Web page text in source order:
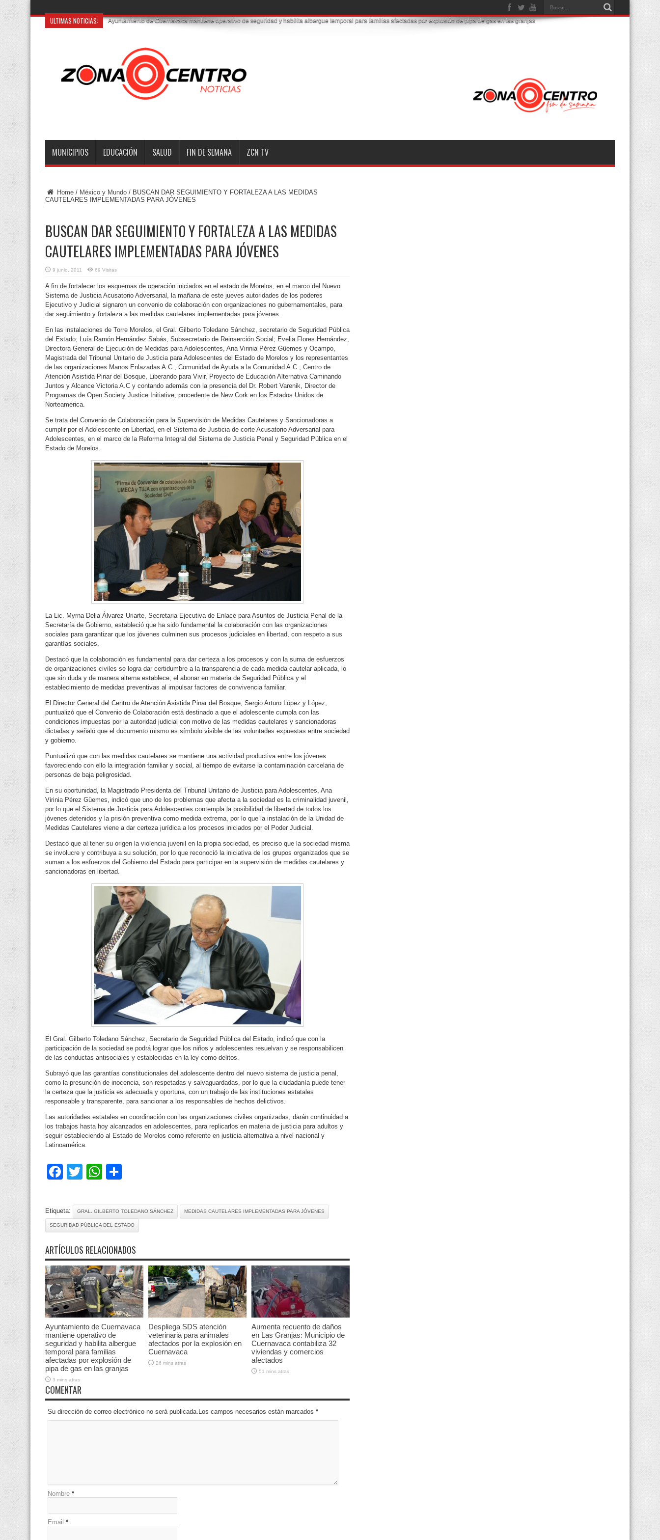
MUNICIPIOS EDUCACIÓN SALUD FIN DE SEMANA ZCN TV
Home / México y Mundo / BUSCAN DAR SEGUIMIENTO Y FORTALEZA A LAS MEDIDAS
CAUTELARES IMPLEMENTADAS PARA JÓVENES
BUSCAN DAR SEGUIMIENTO Y FORTALEZA A LAS MEDIDAS
CAUTELARES IMPLEMENTADAS PARA JÓVENES
9 junio, 2011 69 Visitas
A fin de fortalecer los esquemas de operación iniciados en el estado de Morelos, en el marco del Nuevo
Sistema de Justicia Acusatorio Adversarial, la mañana de este jueves autoridades de los poderes
Ejecutivo y Judicial signaron un convenio de colaboración con organizaciones no gubernamentales, para
dar seguimiento y fortaleza a las medidas cautelares implementadas para jóvenes.
En las instalaciones de Torre Morelos, el Gral. Gilberto Toledano Sánchez, secretario de Seguridad Pública
del Estado; Luís Ramón Hernández Sabás, Subsecretario de Reinserción Social; Evelia Flores Hernández,
Directora General de Ejecución de Medidas para Adolescentes, Ana Virinia Pérez Güemes y Ocampo,
Magistrada del Tribunal Unitario de Justicia para Adolescentes del Estado de Morelos y los representantes
de las organizaciones Manos Enlazadas A.C., Comunidad de Ayuda a la Comunidad A.C., Centro de
Atención Asistida Pinar del Bosque, Liberando para Vivir, Proyecto de Educación Alternativa Caminando
Juntos y Alcance Victoria A.C y contando además con la presencia del Dr. Robert Varenik, Director de
Programas de Open Society Justice Initiative, procedente de New Cork en los Estados Unidos de
Norteamérica.
Se trata del Convenio de Colaboración para la Supervisión de Medidas Cautelares y Sancionadoras a
cumplir por el Adolescente en Libertad, en el Sistema de Justicia de corte Acusatorio Adversarial para
Adolescentes, en el marco de la Reforma Integral del Sistema de Justicia Penal y Seguridad Pública en el
Estado de Morelos.
La Lic. Myrna Delia Álvarez Uriarte, Secretaria Ejecutiva de Enlace para Asuntos de Justicia Penal de la
Secretaría de Gobierno, estableció que ha sido fundamental la colaboración con las organizaciones
sociales para garantizar que los jóvenes culminen sus procesos judiciales en libertad, con respeto a sus
garantías sociales.
Destacó que la colaboración es fundamental para dar certeza a los procesos y con la suma de esfuerzos
de organizaciones civiles se logra dar certidumbre a la transparencia de cada medida cautelar aplicada, lo
que sin duda y de manera alterna establece, el abonar en materia de Seguridad Pública y el
establecimiento de medidas preventivas al impulsar factores de convivencia familiar.
El Director General del Centro de Atención Asistida Pinar del Bosque, Sergio Arturo López y López,
puntualizó que el Convenio de Colaboración está destinado a que el adolescente cumpla con las
condiciones impuestas por la autoridad judicial con motivo de las medidas cautelares y sancionadoras
dictadas y señaló que el documento mismo es símbolo visible de las voluntades expuestas entre sociedad
y gobierno.
Puntualizó que con las medidas cautelares se mantiene una actividad productiva entre los jóvenes
favoreciendo con ello la integración familiar y social, al tiempo de evitarse la contaminación carcelaria de
personas de baja peligrosidad.
En su oportunidad, la Magistrado Presidenta del Tribunal Unitario de Justicia para Adolescentes, Ana
Virinia Pérez Güemes, indicó que uno de los problemas que afecta a la sociedad es la criminalidad juvenil,
por lo que el Sistema de Justicia para Adolescentes contempla la posibilidad de libertad de todos los
jóvenes detenidos y la prisión preventiva como medida extrema, por lo que la instalación de la Unidad de
Medidas Cautelares viene a dar certeza jurídica a los procesos iniciados por el Poder Judicial.
Destacó que al tener su origen la violencia juvenil en la propia sociedad, es preciso que la sociedad misma
se involucre y contribuya a su solución, por lo que reconoció la iniciativa de los grupos organizados que se
suman a los esfuerzos del Gobierno del Estado para participar en la supervisión de medidas cautelares y
sancionadoras en libertad.
El Gral. Gilberto Toledano Sánchez, Secretario de Seguridad Pública del Estado, indicó que con la
participación de la sociedad se podrá lograr que los niños y adolescentes resuelvan y se responsabilicen
de las conductas antisociales y establecidas en la ley como delitos.
Subrayó que las garantías constitucionales del adolescente dentro del nuevo sistema de justicia penal,
como la presunción de inocencia, son respetadas y salvaguardadas, por lo que la ciudadanía puede tener
la certeza que la justicia es adecuada y oportuna, con un trabajo de las instituciones estatales
responsable y transparente, para sancionar a los responsables de hechos delictivos.
Las autoridades estatales en coordinación con las organizaciones civiles organizadas, darán continuidad a
los trabajos hasta hoy alcanzados en adolescentes, para replicarlos en materia de justicia para adultos y
seguir estableciendo al Estado de Morelos como referente en justicia alternativa a nivel nacional y
Latinoamérica.
Facebook
TwitterWhatsApp
Etiqueta: GRAL. GILBERTO TOLEDANO SÁNCHEZ MEDIDAS CAUTELARES IMPLEMENTADAS PARA JÓVENES
SEGURIDAD PÚBLICA DEL ESTADO
ARTÍCULOS RELACIONADOS
Ayuntamiento de Cuernavaca
mantiene operativo de
seguridad y habilita albergue
temporal para familias
afectadas por explosión de
pipa de gas en las granjas
3 mins atras
Despliega SDS atención
veterinaria para animales
afectados por la explosión en
Cuernavaca
26 mins atras
Aumenta recuento de daños
en Las Granjas: Municipio de
Cuernavaca contabiliza 32
viviendas y comercios
afectados
51 mins atras
COMENTAR
Su dirección de correo electrónico no será publicada.Los campos necesarios están marcados *
Nombre *
Email *